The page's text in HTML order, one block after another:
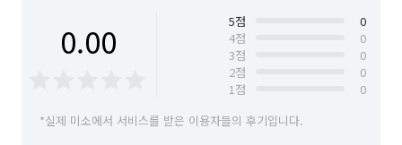
0.00 5점
0
4점
0
3점
0
2점
0
1점
0
*실제 미소에서 서비스를 받은 이용자들의 후기입니다.